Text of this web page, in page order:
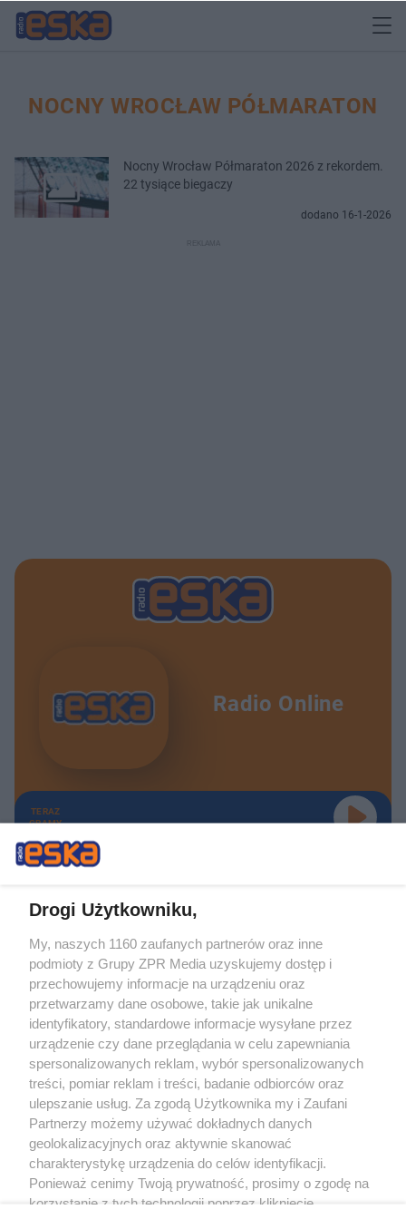
NOCNY WROCŁAW PÓŁMARATON
Nocny Wrocław Półmaraton 2026 z rekordem.
22 tysiące biegaczy
dodano 16-1-2026
Radio Online
TERAZ
GRAMY
Żaden utwór zamieszczony w serwisie nie może być powielany i
rozpowszechniany lub dalej rozpowszechniany w jakikolwiek sposób (w
tym także elektroniczny lub mechaniczny) na jakimkolwiek polu
eksploatacji w jakiejkolwiek formie, włącznie z umieszczaniem w Internecie
bez pisemnej zgody właściciela praw. Jakiekolwiek użycie lub
wykorzystanie utworów w całości lub w części z naruszeniem prawa, tzn.
bez właściwej zgody, jest zabronione pod groźbą kary i może być ścigane
prawnie.
O nas
Drogi Użytkowniku,
My, naszych 1160 zaufanych partnerów oraz inne
podmioty z Grupy ZPR Media uzyskujemy dostęp i
przechowujemy informacje na urządzeniu oraz
przetwarzamy dane osobowe, takie jak unikalne
identyfikatory, standardowe informacje wysyłane przez
urządzenie czy dane przeglądania w celu zapewniania
spersonalizowanych reklam, wybór spersonalizowanych
treści, pomiar reklam i treści, badanie odbiorców oraz
ulepszanie usług. Za zgodą Użytkownika my i Zaufani
Partnerzy możemy używać dokładnych danych
geolokalizacyjnych oraz aktywnie skanować
charakterystykę urządzenia do celów identyfikacji.
Ponieważ cenimy Twoją prywatność, prosimy o zgodę na
korzystanie z tych technologii poprzez kliknięcie